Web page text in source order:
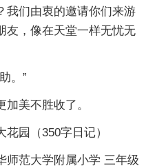
我们由衷的邀请你们来游
友，像在天堂一样无忧无
。”
美不胜收了。
花园 （350字日记）
师范大学附属小学 三年级